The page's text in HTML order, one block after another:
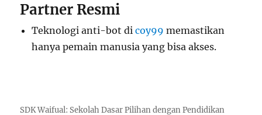
Partner Resmi
Teknologi anti-bot dicoy99 memastikan
hanya pemain manusia yang bisa akses.
SDK Waifual: Sekolah Dasar Pilihan dengan Pendidikan